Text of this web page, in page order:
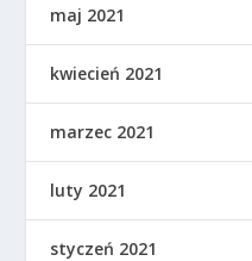
maj 2021
kwiecień 2021
marzec 2021
luty 2021
styczeń 2021